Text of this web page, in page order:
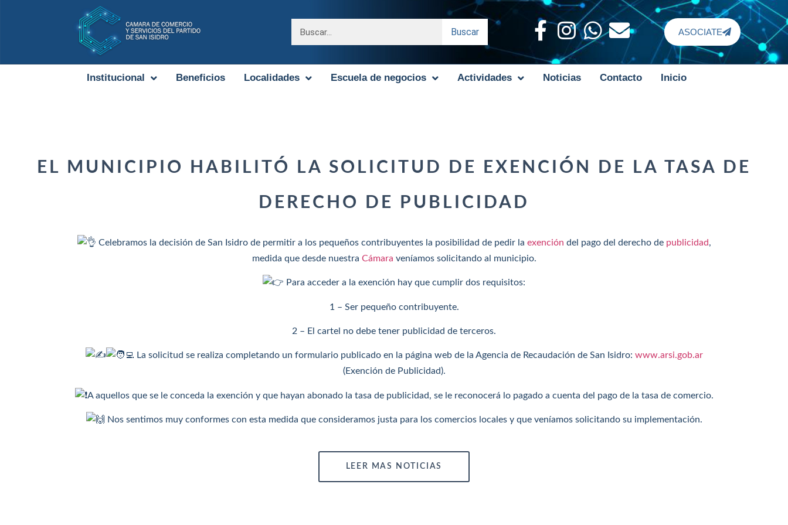
Buscar ASOCIATE
Institucional Beneficios Localidades Escuela de negocios Actividades Noticias Contacto Inicio
EL MUNICIPIO HABILITÓ LA SOLICITUD DE EXENCIÓN DE LA TASA DE
DERECHO DE PUBLICIDAD
Celebramos la decisión de San Isidro de permitir a los pequeños contribuyentes la posibilidad de pedir la exención del pago del derecho de publicidad,
medida que desde nuestra Cámara veníamos solicitando al municipio.
Para acceder a la exención hay que cumplir dos requisitos:
1 – Ser pequeño contribuyente.
2 – El cartel no debe tener publicidad de terceros.
La solicitud se realiza completando un formulario publicado en la página web de la Agencia de Recaudación de San Isidro: www.arsi.gob.ar
(Exención de Publicidad).
A aquellos que se le conceda la exención y que hayan abonado la tasa de publicidad, se le reconocerá lo pagado a cuenta del pago de la tasa de comercio.
Nos sentimos muy conformes con esta medida que consideramos justa para los comercios locales y que veníamos solicitando su implementación.
LEER MAS NOTICIAS